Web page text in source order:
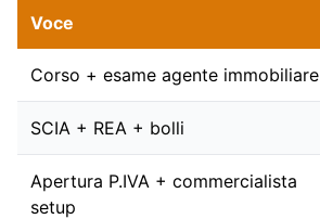
Voce
Corso + esame agente immobiliare
SCIA + REA + bolli
Apertura P.IVA + commercialista
setup